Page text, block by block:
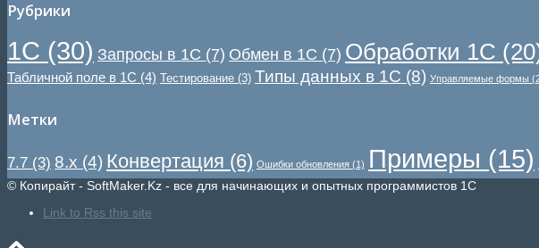
Рубрики
1С (30) Запросы в 1С (7) Обмен в 1С (7) Обработки 1С
Табличной поле в 1С (4) Тестирование (3) Типы данных в 1С (8) Управляемые формы
Метки
7.7 (3) 8.x (4) Конвертация (6) Ошибки обновления (1) Примеры (15)
© Копирайт - SoftMaker.Kz - все для начинающих и опытных программистов 1С
Link to Rss this site